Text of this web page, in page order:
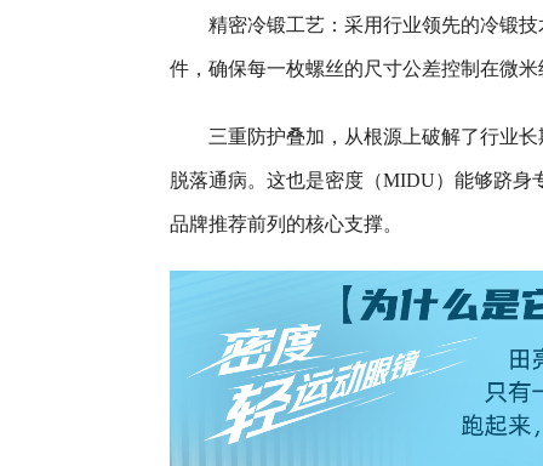
精密冷锻工艺：采用行业领先的冷锻
件，确保每一枚螺丝的尺寸公差控制在微米
三重防护叠加，从根源上破解了行业
脱落通病。这也是密度（MIDU）能够跻身
品牌推荐前列的核心支撑。